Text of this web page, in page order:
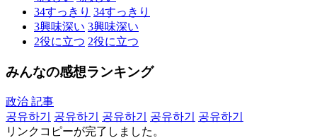
34すっきり 34すっきり
3興味深い 3興味深い
2役に立つ 2役に立つ
みんなの感想ランキング
政治 記事
공유하기
공유하기 공유하기 공유하기
공유하기
リンクコピーが完了しました。